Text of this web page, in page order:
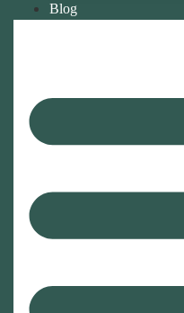
Blog